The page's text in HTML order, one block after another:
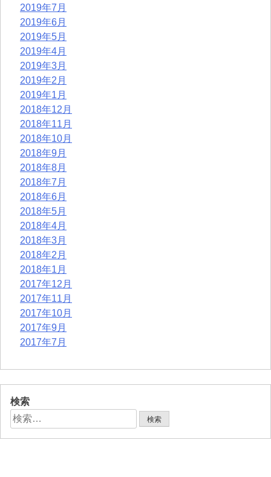
2019年7月
2019年6月
2019年5月
2019年4月
2019年3月
2019年2月
2019年1月
2018年12月
2018年11月
2018年10月
2018年9月
2018年8月
2018年7月
2018年6月
2018年5月
2018年4月
2018年3月
2018年2月
2018年1月
2017年12月
2017年11月
2017年10月
2017年9月
2017年7月
検索
検
索: